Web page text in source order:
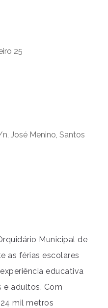
25
José Menino, Santos
Municipal de
as férias escolares
educativa
e adultos. Com
mil metros